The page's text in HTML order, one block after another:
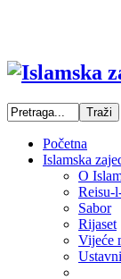
Početna
Islamska
O
Reisu-
Sabor
Rijaset
Vijeće